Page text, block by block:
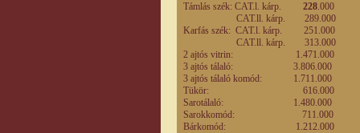
Támlás szék: CAT.l. kárp. 228.000
CAT.ll. kárp.
Karfás szék: CAT.l. kárp.
CAT.ll. kárp.
2 ajtós vitrin:
3 ajtós tálaló:
3 ajtós tálaló komód:
Tükör:
Sarotálaló:
Sarokkomód:
Bárkomód: